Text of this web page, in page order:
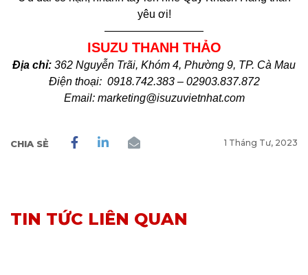
yêu ơi!
—————————
ISUZU THANH THẢO
Địa chỉ: 362 Nguyễn Trãi, Khóm 4, Phường 9, TP. Cà Mau
Điện thoại: 0918.742.383 – 02903.837.872
Email: marketing@isuzuvietnhat.com
CHIA SẺ 1 Tháng Tư, 2023
TIN TỨC LIÊN QUAN